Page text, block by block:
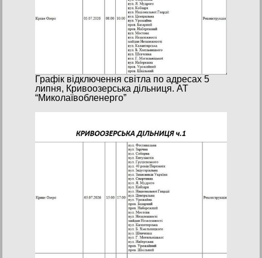
Графік відключення світла по адресах 5
липня, Кривоозерська дільниця. АТ
“Миколаївобленерго”